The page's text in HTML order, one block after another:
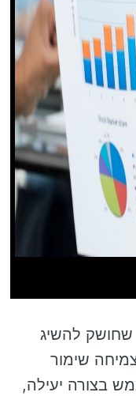
שחושק להשיג
שימור
בצורה יעילה,